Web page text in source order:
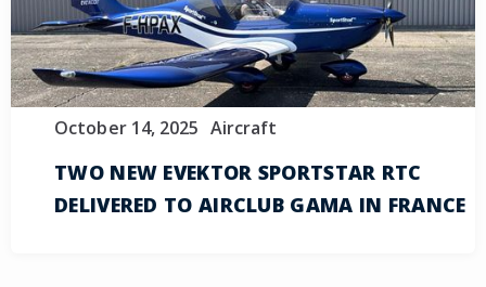
October 14, 2025 Aircraft
TWO NEW EVEKTOR SPORTSTAR RTC
DELIVERED TO AIRCLUB GAMA IN FRANCE